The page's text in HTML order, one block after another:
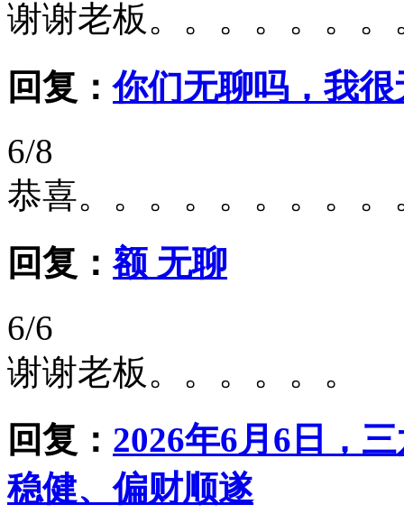
谢谢老板。。。。。。。
回复：你们无聊吗，我很
6/8
恭喜。。。。。。。。
回复：额 无聊
6/6
谢谢老板。。。。。。
回复： 2026年6月6日，
稳健、偏财顺遂